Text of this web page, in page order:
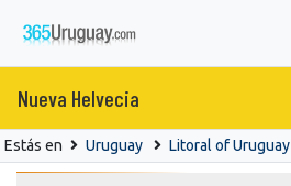
Nueva Helvecia
Estás en Uruguay Litoral of Uruguay